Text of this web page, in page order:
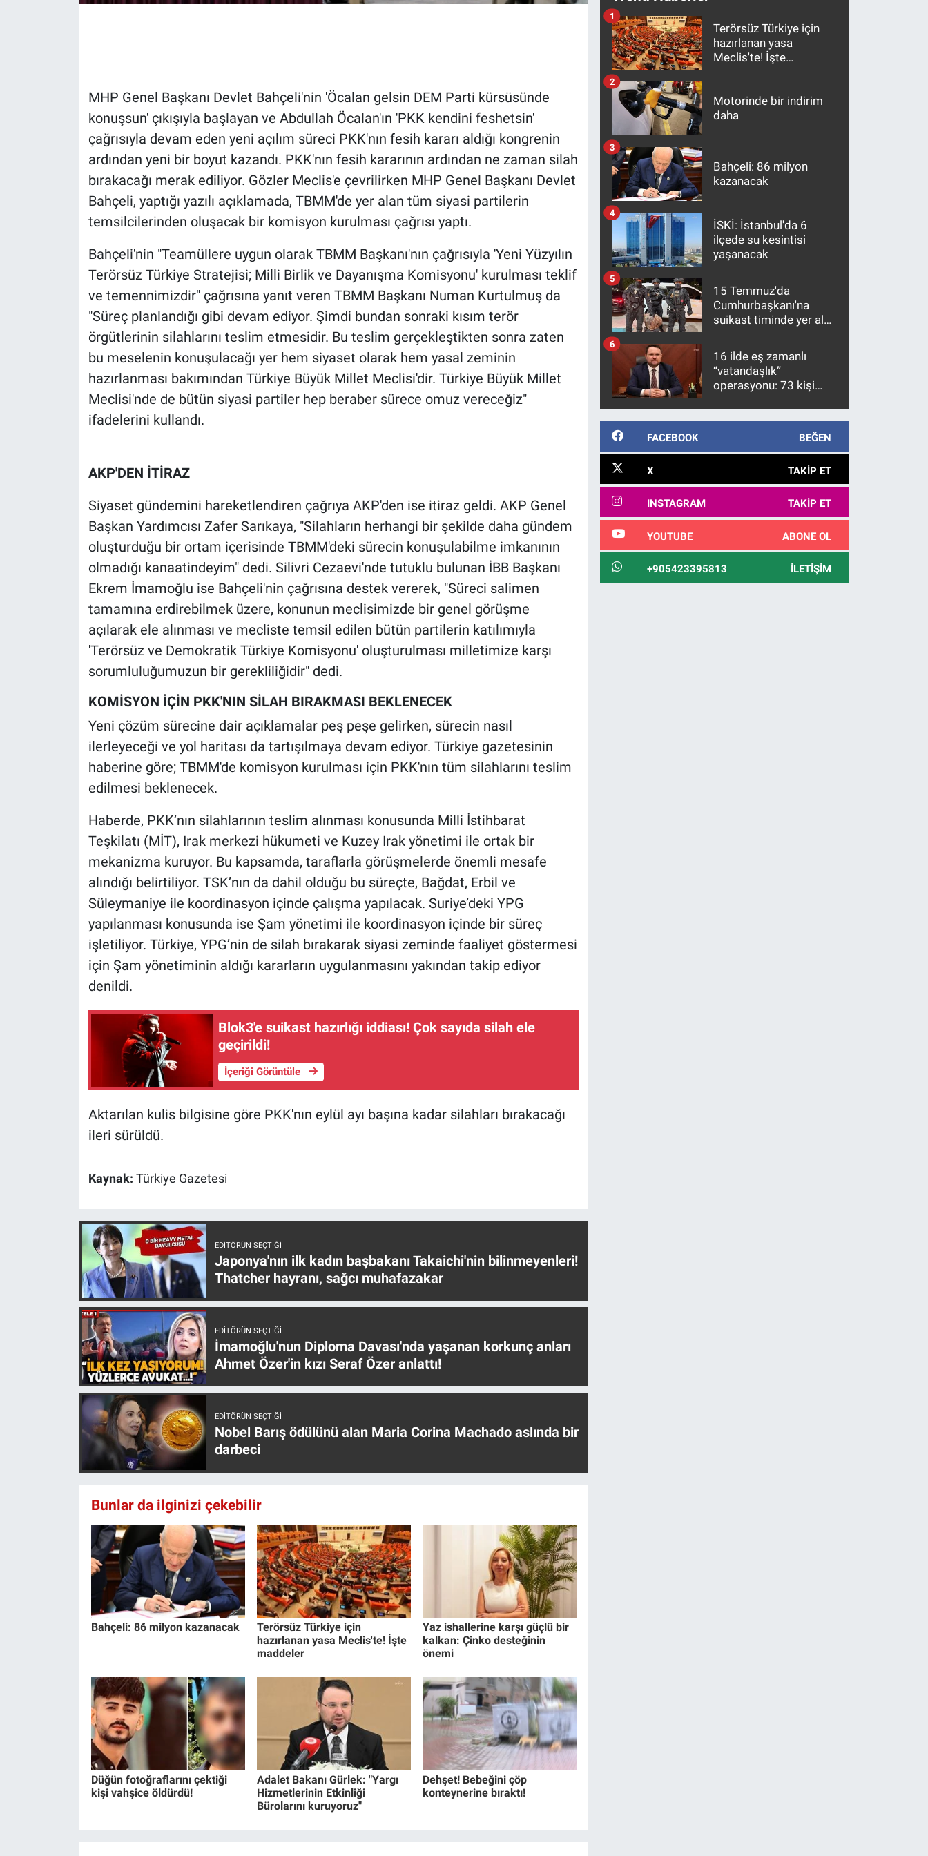
MHP Genel Başkanı Devlet Bahçeli'nin 'Öcalan gelsin DEM Parti kürsüsünde
konuşsun' çıkışıyla başlayan ve Abdullah Öcalan'ın 'PKK kendini feshetsin'
çağrısıyla devam eden yeni açılım süreci PKK'nın fesih kararı aldığı kongrenin
ardından yeni bir boyut kazandı. PKK'nın fesih kararının ardından ne zaman silah
bırakacağı merak ediliyor. Gözler Meclis'e çevrilirken MHP Genel Başkanı Devlet
Bahçeli, yaptığı yazılı açıklamada, TBMM'de yer alan tüm siyasi partilerin
temsilcilerinden oluşacak bir komisyon kurulması çağrısı yaptı.
Bahçeli'nin "Teamüllere uygun olarak TBMM Başkanı'nın çağrısıyla 'Yeni Yüzyılın
Terörsüz Türkiye Stratejisi; Milli Birlik ve Dayanışma Komisyonu' kurulması teklif
ve temennimizdir" çağrısına yanıt veren TBMM Başkanı Numan Kurtulmuş da
"Süreç planlandığı gibi devam ediyor. Şimdi bundan sonraki kısım terör
örgütlerinin silahlarını teslim etmesidir. Bu teslim gerçekleştikten sonra zaten
bu meselenin konuşulacağı yer hem siyaset olarak hem yasal zeminin
hazırlanması bakımından Türkiye Büyük Millet Meclisi'dir. Türkiye Büyük Millet
Meclisi'nde de bütün siyasi partiler hep beraber sürece omuz vereceğiz"
ifadelerini kullandı.
AKP'DEN İTİRAZ
Siyaset gündemini hareketlendiren çağrıya AKP'den ise itiraz geldi. AKP Genel
Başkan Yardımcısı Zafer Sarıkaya, "Silahların herhangi bir şekilde daha gündem
oluşturduğu bir ortam içerisinde TBMM'deki sürecin konuşulabilme imkanının
olmadığı kanaatindeyim" dedi. Silivri Cezaevi'nde tutuklu bulunan İBB Başkanı
Ekrem İmamoğlu ise Bahçeli'nin çağrısına destek vererek, "Süreci salimen
tamamına erdirebilmek üzere, konunun meclisimizde bir genel görüşme
açılarak ele alınması ve mecliste temsil edilen bütün partilerin katılımıyla
'Terörsüz ve Demokratik Türkiye Komisyonu' oluşturulması milletimize karşı
sorumluluğumuzun bir gerekliliğidir" dedi.
KOMİSYON İÇİN PKK'NIN SİLAH BIRAKMASI BEKLENECEK
Yeni çözüm sürecine dair açıklamalar peş peşe gelirken, sürecin nasıl
ilerleyeceği ve yol haritası da tartışılmaya devam ediyor. Türkiye gazetesinin
haberine göre; TBMM'de komisyon kurulması için PKK'nın tüm silahlarını teslim
edilmesi beklenecek.
Haberde, PKK’nın silahlarının teslim alınması konusunda Milli İstihbarat
Teşkilatı (MİT), Irak merkezi hükumeti ve Kuzey Irak yönetimi ile ortak bir
mekanizma kuruyor. Bu kapsamda, taraflarla görüşmelerde önemli mesafe
alındığı belirtiliyor. TSK’nın da dahil olduğu bu süreçte, Bağdat, Erbil ve
Süleymaniye ile koordinasyon içinde çalışma yapılacak. Suriye’deki YPG
yapılanması konusunda ise Şam yönetimi ile koordinasyon içinde bir süreç
işletiliyor. Türkiye, YPG’nin de silah bırakarak siyasi zeminde faaliyet göstermesi
için Şam yönetiminin aldığı kararların uygulanmasını yakından takip ediyor
denildi.
Blok3'e suikast hazırlığı iddiası! Çok sayıda silah ele
geçirildi!
İçeriği Görüntüle
Aktarılan kulis bilgisine göre PKK'nın eylül ayı başına kadar silahları bırakacağı
ileri sürüldü.
Kaynak: Türkiye Gazetesi
EDITÖRÜN SEÇTIĞI
Japonya'nın ilk kadın başbakanı Takaichi'nin bilinmeyenleri!
Thatcher hayranı, sağcı muhafazakar
EDITÖRÜN SEÇTIĞI
İmamoğlu'nun Diploma Davası'nda yaşanan korkunç anları
Ahmet Özer'in kızı Seraf Özer anlattı!
EDITÖRÜN SEÇTIĞI
Nobel Barış ödülünü alan Maria Corina Machado aslında bir
darbeci
Bunlar da ilginizi çekebilir
Bahçeli: 86 milyon kazanacak
Terörsüz Türkiye için
hazırlanan yasa Meclis'te! İşte
maddeler
Yaz ishallerine karşı güçlü bir
kalkan: Çinko desteğinin
önemi
Düğün fotoğraflarını çektiği
kişi vahşice öldürdü!
Adalet Bakanı Gürlek: "Yargı
Hizmetlerinin Etkinliği
Bürolarını kuruyoruz"
Dehşet! Bebeğini çöp
konteynerine bıraktı!
Terörsüz Türkiye için
hazırlanan yasa
Meclis'te! İşte
1
Motorinde bir indirim
daha
2
Bahçeli: 86 milyon
kazanacak
3
İSKİ: İstanbul'da 6
ilçede su kesintisi
yaşanacak
4
15 Temmuz'da
Cumhurbaşkanı'na
suikast timinde yer alan
10 yıl sonra yakalandı
5
16 ilde eş zamanlı
“vatandaşlık”
operasyonu: 73 kişi
6
FACEBOOK BEĞEN
X TAKIP ET
INSTAGRAM TAKIP ET
YOUTUBE ABONE OL
+905423395813 İLETIŞIM
Koronavirüs
Ne demişti
Programlar
Türkiye'nin Geleceği
Türkiye'nin Gündemi
Yerel Gündem
Yerel Yaşam
Canlı Yayın